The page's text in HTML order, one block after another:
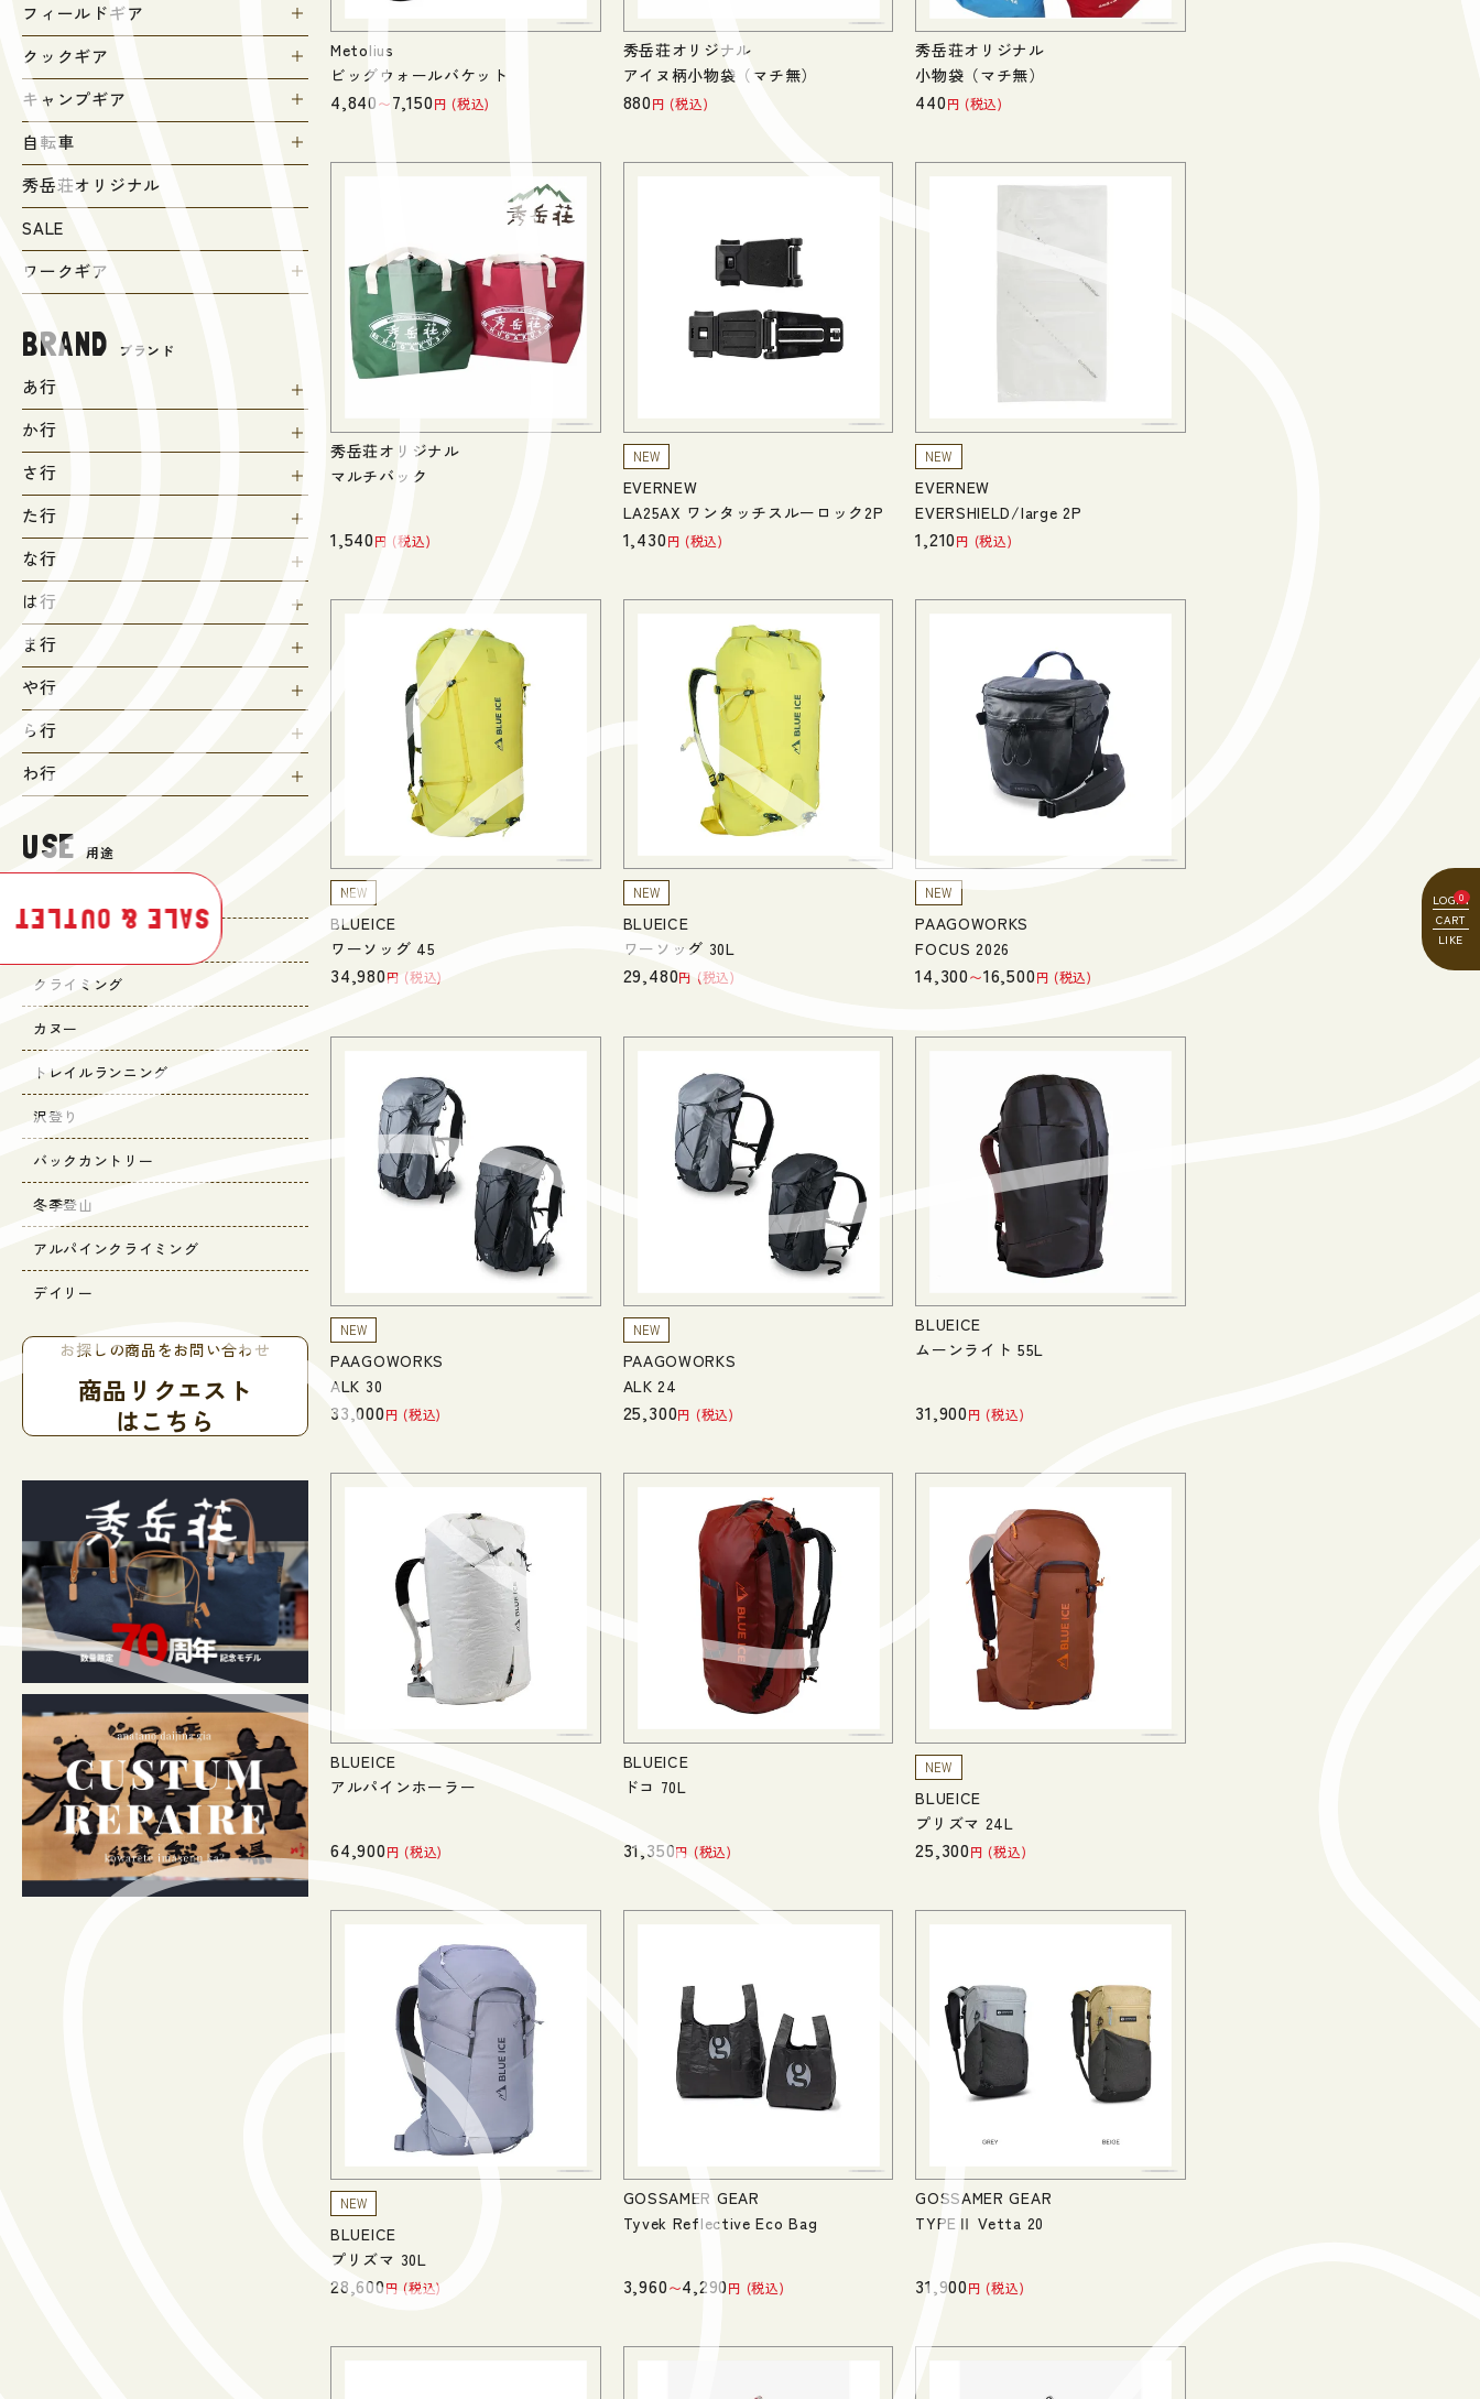
フィールドギア
クックギア
キャンプギア
自転車
秀岳荘オリジナル
SALE
ワークギア
BRAND ブランド
あ行
か行
さ行
た行
な行
は行
ま行
や行
ら行
わ行
USE 用途
クライミング
カヌー
トレイルランニング
沢登り
バックカントリー
冬季登山
アルパインクライミング
デイリー
お探しの商品をお問い合わせ
商品リクエスト
はこちら
Metolius
ビッグウォールバケット
4,840〜7,150 税込
秀岳荘オリジナル
アイヌ柄小物袋（マチ無）
880 税込
秀岳荘オリジナル
小物袋（マチ無）
440 税込
秀岳荘オリジナル
マルチバック
1,540 税込
NEW
EVERNEW
LA25AX ワンタッチスルーロック2P
1,430 税込
NEW
EVERNEW
EVERSHIELD/large 2P
1,210 税込
NEW
BLUEICE
ワーソッグ 45
34,980 税込
NEW
BLUEICE
ワーソッグ 30L
29,480 税込
NEW
PAAGOWORKS
FOCUS 2026
14,300〜16,500 税込
NEW
PAAGOWORKS
ALK 30
33,000 税込
NEW
PAAGOWORKS
ALK 24
25,300 税込
BLUEICE
ムーンライト 55L
31,900 税込
BLUEICE
アルパインホーラー
64,900 税込
BLUEICE
ドコ 70L
31,350 税込
NEW
BLUEICE
プリズマ 24L
25,300 税込
NEW
BLUEICE
プリズマ 30L
28,600 税込
GOSSAMER GEAR
Tyvek Reflective Eco Bag
3,960〜4,290 税込
GOSSAMER GEAR
TYPEⅡ Vetta 20
31,900 税込
SALE & OUTLET
0